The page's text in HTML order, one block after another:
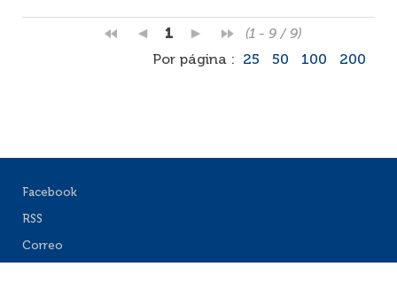
1
(1 - 9 / 9)
Por página :
25 50 100 200
Facebook
RSS
Correo